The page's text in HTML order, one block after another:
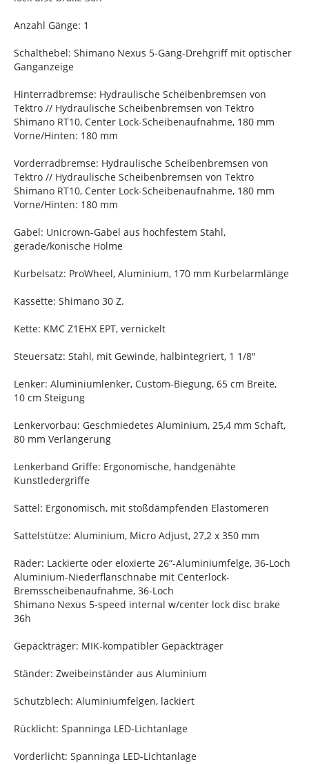
Anzahl Gänge: 1
Schalthebel: Shimano Nexus 5-Gang-Drehgriff mit optischer
Ganganzeige
Hinterradbremse: Hydraulische Scheibenbremsen von
Tektro // Hydraulische Scheibenbremsen von Tektro
Shimano RT10, Center Lock-Scheibenaufnahme, 180 mm
Vorne/Hinten: 180 mm
Vorderradbremse: Hydraulische Scheibenbremsen von
Tektro // Hydraulische Scheibenbremsen von Tektro
Shimano RT10, Center Lock-Scheibenaufnahme, 180 mm
Vorne/Hinten: 180 mm
Gabel: Unicrown-Gabel aus hochfestem Stahl,
gerade/konische Holme
Kurbelsatz: ProWheel, Aluminium, 170 mm Kurbelarmlänge
Kassette: Shimano 30 Z.
Kette: KMC Z1EHX EPT, vernickelt
Steuersatz: Stahl, mit Gewinde, halbintegriert, 1 1/8"
Lenker: Aluminiumlenker, Custom-Biegung, 65 cm Breite,
10 cm Steigung
Lenkervorbau: Geschmiedetes Aluminium, 25,4 mm Schaft,
80 mm Verlängerung
Lenkerband Griffe: Ergonomische, handgenähte
Kunstledergriffe
Sattel: Ergonomisch, mit stoßdämpfenden Elastomeren
Sattelstütze: Aluminium, Micro Adjust, 27,2 x 350 mm
Räder: Lackierte oder eloxierte 26“-Aluminiumfelge, 36-Loch
Aluminium-Niederflanschnabe mit Centerlock-
Bremsscheibenaufnahme, 36-Loch
Shimano Nexus 5-speed internal w/center lock disc brake
36h
Gepäckträger: MIK-kompatibler Gepäckträger
Ständer: Zweibeinständer aus Aluminium
Schutzblech: Aluminiumfelgen, lackiert
Rücklicht: Spanninga LED-Lichtanlage
Vorderlicht: Spanninga LED-Lichtanlage